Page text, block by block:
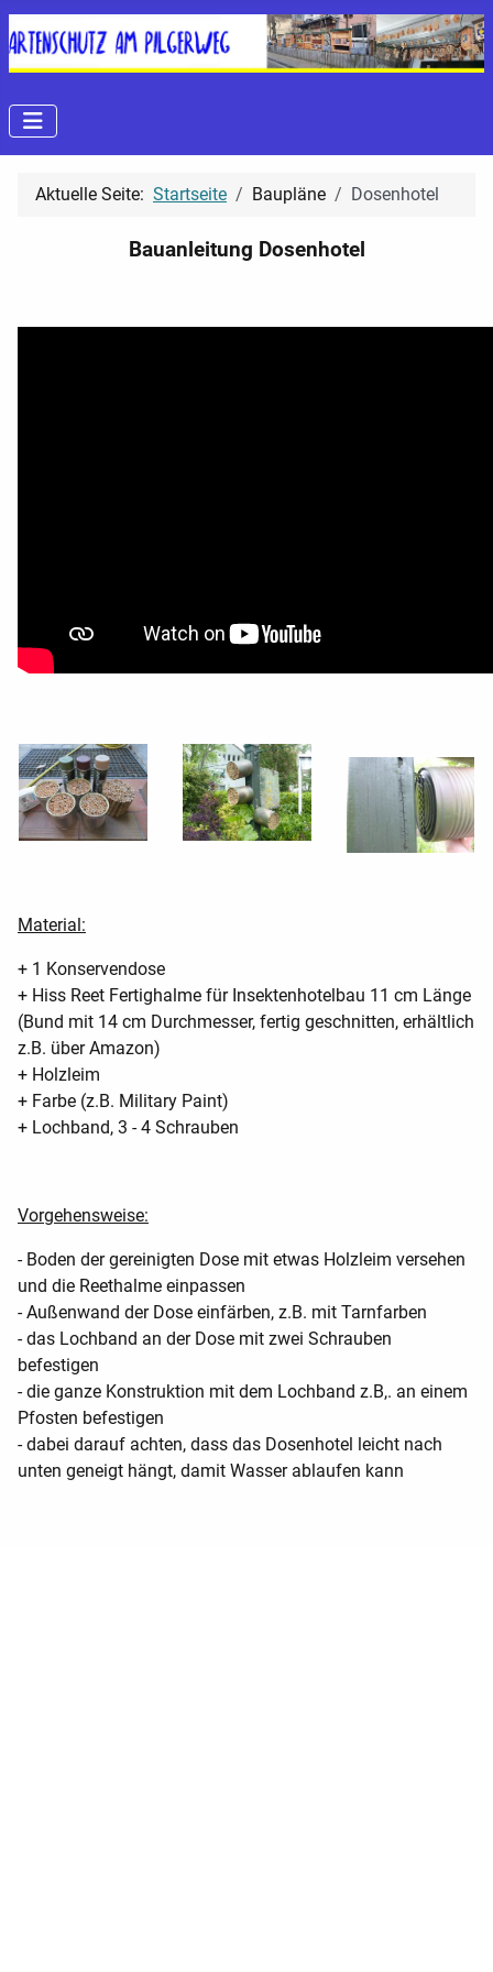
Aktuelle Seite: Startseite Baupläne Dosenhotel
Bauanleitung Dosenhotel
Material:
+ 1 Konservendose
+ Hiss Reet Fertighalme für Insektenhotelbau 11 cm Länge
(Bund mit 14 cm Durchmesser, fertig geschnitten, erhältlich
z.B. über Amazon)
+ Holzleim
+ Farbe (z.B. Military Paint)
+ Lochband, 3 - 4 Schrauben
Vorgehensweise:
- Boden der gereinigten Dose mit etwas Holzleim versehen
und die Reethalme einpassen
- Außenwand der Dose einfärben, z.B. mit Tarnfarben
- das Lochband an der Dose mit zwei Schrauben
befestigen
- die ganze Konstruktion mit dem Lochband z.B,. an einem
Pfosten befestigen
- dabei darauf achten, dass das Dosenhotel leicht nach
unten geneigt hängt, damit Wasser ablaufen kann